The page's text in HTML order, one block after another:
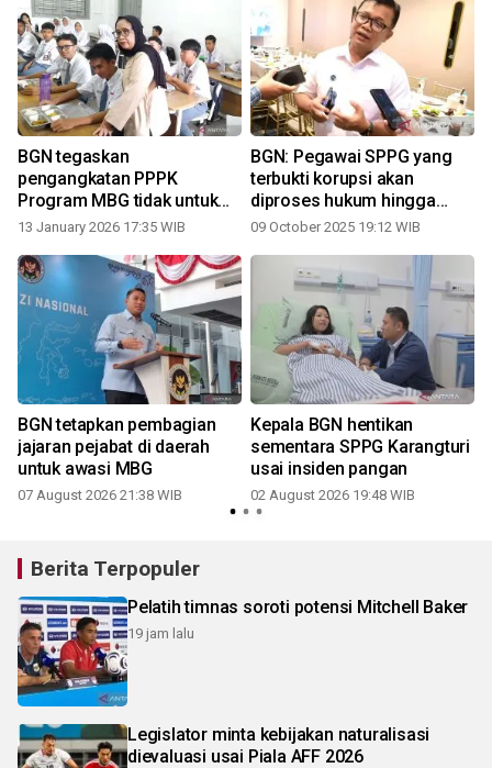
BGN tegaskan
pengangkatan PPPK
Program MBG tidak untuk
seluruh pegawai SPPG
13 January 2026 17:35 WIB
BGN: Pegawai SPPG yang
terbukti korupsi akan
diproses hukum hingga
pemecatan
09 October 2025 19:12 WIB
BGN tetapkan pembagian
jajaran pejabat di daerah
untuk awasi MBG
07 August 2026 21:38 WIB
Kepala BGN hentikan
sementara SPPG Karangturi
usai insiden pangan
02 August 2026 19:48 WIB
Berita Terpopuler
Pelatih timnas soroti potensi Mitchell Baker
19 jam lalu
Legislator minta kebijakan naturalisasi
dievaluasi usai Piala AFF 2026